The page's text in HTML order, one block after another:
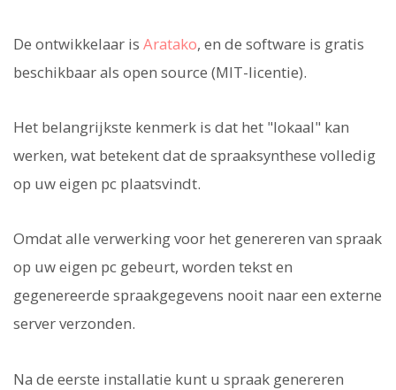
De ontwikkelaar is Aratako, en de software is gratis
beschikbaar als open source (MIT-licentie).
Het belangrijkste kenmerk is dat het "lokaal" kan
werken, wat betekent dat de spraaksynthese volledig
op uw eigen pc plaatsvindt.
Omdat alle verwerking voor het genereren van spraak
op uw eigen pc gebeurt, worden tekst en
gegenereerde spraakgegevens nooit naar een externe
server verzonden.
Na de eerste installatie kunt u spraak genereren